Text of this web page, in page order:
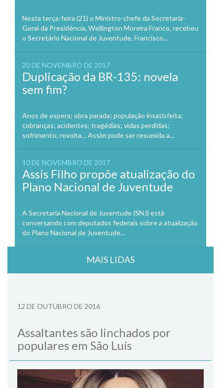
Nesta terça-feira (21) o Ministro-chefe da Secretaria-
Geral da Presidência, Wellington Moreira Franco, recebeu
o Secretário Nacional de Juventude, Francisco...
20 DE NOVEMBRO DE 2017
Duplicação da BR-135: novela
sem fim?
Anos de espera; obra parada; população insatisfeita;
cobranças; acidentes; tragédias; vidas perdidas;
sofrimento; revolta… Assim pode ser resumida a...
10 DE NOVEMBRO DE 2017
Assis Filho propõe atualização do
Plano Nacional de Juventude
A Secretaria Nacional de Juventude (SNJ) está
conversando com deputados federais sobre a atualização
do Plano Nacional de Juventude...
MAIS LIDAS
12 DE OUTUBRO DE 2016
Assaltantes são linchados por
populares em São Luís